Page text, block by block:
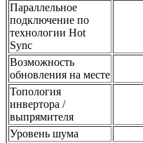
Параллельное
подключение по
технологии Hot
Sync
Возможность
обновления на месте
Топология
инвертора /
выпрямителя
Уровень шума